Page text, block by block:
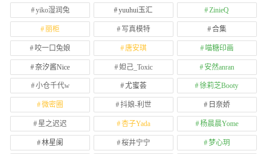
yiko湿润兔 yuuhui玉汇 ZinieQ
丽柜 写真模特 合集
咬一口兔娘 唐安琪 喵糖印画
奈汐酱Nice 妲己_Toxic 安然anran
小仓千代w 尤蜜荟 徐莉芝Booty
微密圈 抖娘-利世 日奈娇
星之迟迟 杏子Yada 杨晨晨Yome
林星阑 桜井宁宁 梦心玥